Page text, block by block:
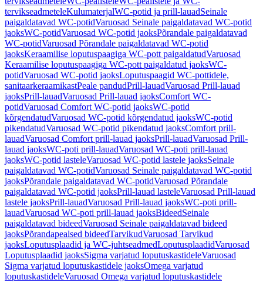
tervikseadmeteleKulumaterjalWC-potid ja prill-lauadSeinale
paigaldatavad WC-potidVaruosad Seinale paigaldatavad WC-potid
jaoksWC-potidVaruosad WC-potid jaoksPõrandale paigaldatavad
WC-potidVaruosad Põrandale paigaldatavad WC-potid
jaoksKeraamilise loputuspaagiga WC-pott paigaldatudVaruosad
Keraamilise loputuspaagiga WC-pott paigaldatud jaoksWC-
potidVaruosad WC-potid jaoksLoputuspaagid WC-pottidele,
sanitaarkeraamikastPeale pandudPrill-lauadVaruosad Prill-lauad
jaoksPrill-lauadVaruosad Prill-lauad jaoksComfort WC-
potidVaruosad Comfort WC-potid jaoksWC-potid
kõrgendatudVaruosad WC-potid kõrgendatud jaoksWC-potid
pikendatudVaruosad WC-potid pikendatud jaoksComfort prill-
lauadVaruosad Comfort prill-lauad jaoksPrill-lauadVaruosad Prill-
lauad jaoksWC-poti prill-lauadVaruosad WC-poti prill-lauad
jaoksWC-potid lasteleVaruosad WC-potid lastele jaoksSeinale
paigaldatavad WC-potidVaruosad Seinale paigaldatavad WC-potid
jaoksPõrandale paigaldatavad WC-potidVaruosad Põrandale
paigaldatavad WC-potid jaoksPrill-lauad lasteleVaruosad Prill-lauad
lastele jaoksPrill-lauadVaruosad Prill-lauad jaoksWC-poti prill-
lauadVaruosad WC-poti prill-lauad jaoksBideedSeinale
paigaldatavad bideedVaruosad Seinale paigaldatavad bideed
jaoksPõrandapealsed bideedTarvikudVaruosad Tarvikud
jaoksLoputusplaadid ja WC-juhtseadmedLoputusplaadidVaruosad
Loputusplaadid jaoksSigma varjatud loputuskastideleVaruosad
Sigma varjatud loputuskastidele jaoksOmega varjatud
loputuskastideleVaruosad Omega varjatud loputuskastidele